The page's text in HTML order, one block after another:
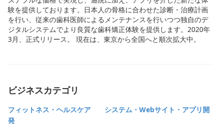
験を提供しております。日本人の骨格に合わせた診断・治療計画
を行い、従来の歯科医師によるメンテナンスを行いつつ独自のデ
ジタルシステムでより良質な歯科矯正体験を提供します。2020年
3月、正式リリース。 現在は、東京から全国へと順次拡大中。
ビジネスカテゴリ
フィットネス・ヘルスケア
システム・Webサイト・アプリ開
発